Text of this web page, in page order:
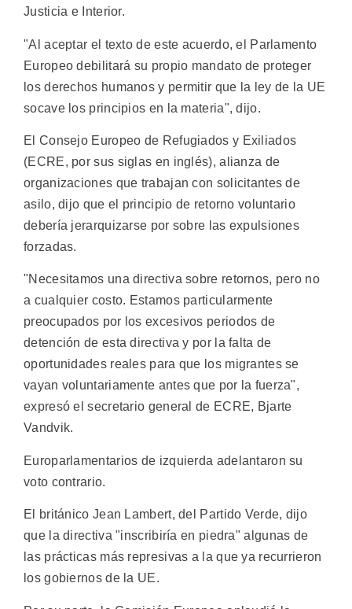
Justicia e Interior.
"Al aceptar el texto de este acuerdo, el Parlamento
Europeo debilitará su propio mandato de proteger
los derechos humanos y permitir que la ley de la UE
socave los principios en la materia", dijo.
El Consejo Europeo de Refugiados y Exiliados
(ECRE, por sus siglas en inglés), alianza de
organizaciones que trabajan con solicitantes de
asilo, dijo que el principio de retorno voluntario
debería jerarquizarse por sobre las expulsiones
forzadas.
"Necesitamos una directiva sobre retornos, pero no
a cualquier costo. Estamos particularmente
preocupados por los excesivos periodos de
detención de esta directiva y por la falta de
oportunidades reales para que los migrantes se
vayan voluntariamente antes que por la fuerza",
expresó el secretario general de ECRE, Bjarte
Vandvik.
Europarlamentarios de izquierda adelantaron su
voto contrario.
El británico Jean Lambert, del Partido Verde, dijo
que la directiva "inscribiría en piedra" algunas de
las prácticas más represivas a la que ya recurrieron
los gobiernos de la UE.